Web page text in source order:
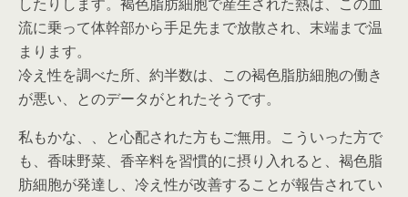
流に乗って体幹部から手足先まで放散され、末端まで温
まります。
冷え性を調べた所、約半数は、この褐色脂肪細胞の働き
が悪い、とのデータがとれたそうです。
私もかな、、と心配された方もご無用。こういった方で
も、香味野菜、香辛料を習慣的に摂り入れると、褐色脂
肪細胞が発達し、冷え性が改善することが報告されてい